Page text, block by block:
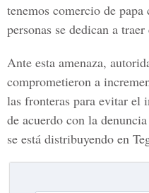
tenemos comercio de
personas se dedican a
Ante esta amenaza,
comprometieron a
las fronteras para evitar el
de acuerdo con la
se está distribuyendo en